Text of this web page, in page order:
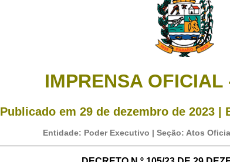
IMPRENSA OFICIAL
Publicado em 29 de dezembro de 2023 |
Entidade: Poder Executivo | Seção: Atos